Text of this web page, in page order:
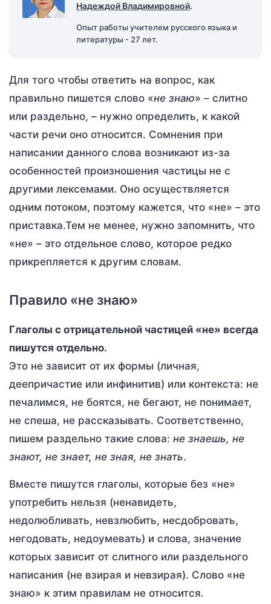
Надеждой Владимировной.
Опыт работы учителем русского языка и
литературы - 27 лет.
Для того чтобы ответить на вопрос, как
правильно пишется слово «не знаю» – слитно
или раздельно, – нужно определить, к какой
части речи оно относится. Сомнения при
написании данного слова возникают из-за
особенностей произношения частицы не с
другими лексемами. Оно осуществляется
одним потоком, поэтому кажется, что «не» – это
приставка.Тем не менее, нужно запомнить, что
«не» – это отдельное слово, которое редко
прикрепляется к другим словам.
Правило «не знаю»
Глаголы с отрицательной частицей «не» всегда
пишутся отдельно.
Это не зависит от их формы (личная,
деепричастие или инфинитив) или контекста: не
печалимся, не боятся, не бегают, не понимает,
не спеша, не рассказывать. Соответственно,
пишем раздельно такие слова: не знаешь, не
знают, не знает, не зная, не знать.
Вместе пишутся глаголы, которые без «не»
употребить нельзя (ненавидеть,
недолюбливать, невзлюбить, несдобровать,
негодовать, недоумевать) и слова, значение
которых зависит от слитного или раздельного
написания (не взирая и невзирая). Слово «не
знаю» к этим правилам не относится.